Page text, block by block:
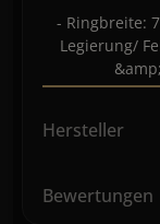
- Ringbreite:
Legierung/
Hersteller
Bewertungen